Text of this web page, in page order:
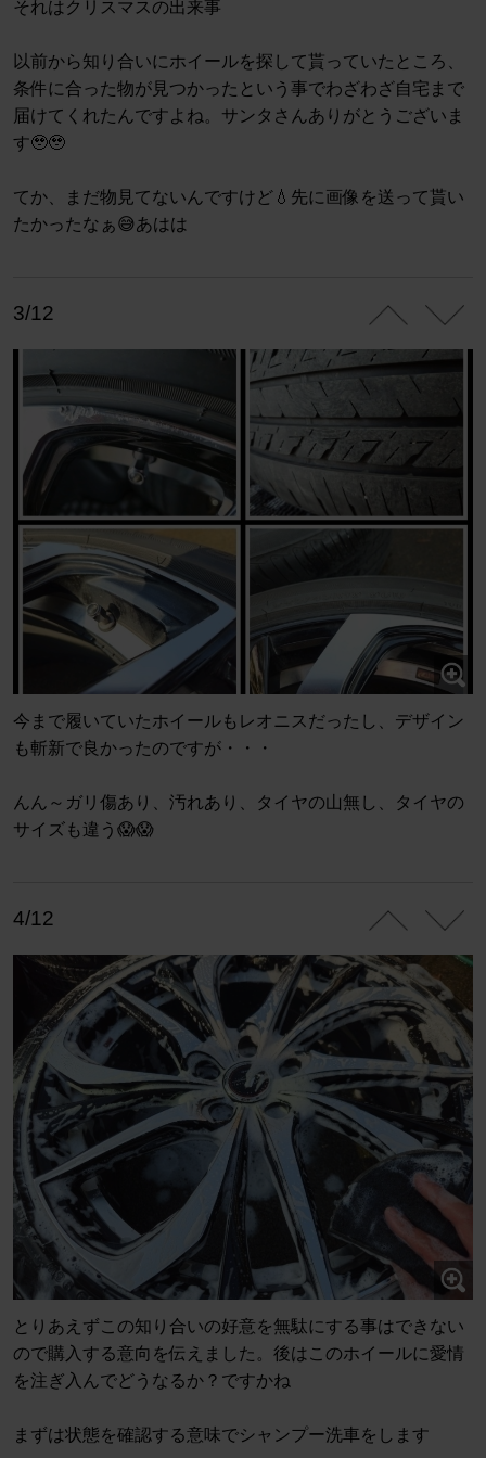
それはクリスマスの出来事
以前から知り合いにホイールを探して貰っていたところ、
条件に合った物が見つかったという事でわざわざ自宅まで
届けてくれたんですよね。サンタさんありがとうございま
す🥹🥹
てか、まだ物見てないんですけど💧先に画像を送って貰い
たかったなぁ😅あはは
3/12
今まで履いていたホイールもレオニスだったし、デザイン
も斬新で良かったのですが・・・
んん～ガリ傷あり、汚れあり、タイヤの山無し、タイヤの
サイズも違う😱😱
4/12
とりあえずこの知り合いの好意を無駄にする事はできない
ので購入する意向を伝えました。後はこのホイールに愛情
を注ぎ入んでどうなるか？ですかね
まずは状態を確認する意味でシャンプー洗車をします